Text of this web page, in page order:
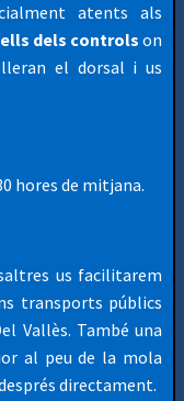
atents als
dels controlson
el dorsal i us
hores de mitjana.
us facilitarem
transports públics
Vallès. També una
al peu de la mola
directament.